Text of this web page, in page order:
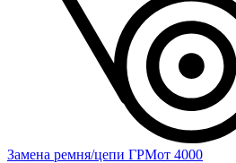
Замена ремня/цепи ГРМот 4000